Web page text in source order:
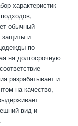
характеристик
обычный
защиты и
по
на долгосрочную
разрабатывает и
на качество,
вид и